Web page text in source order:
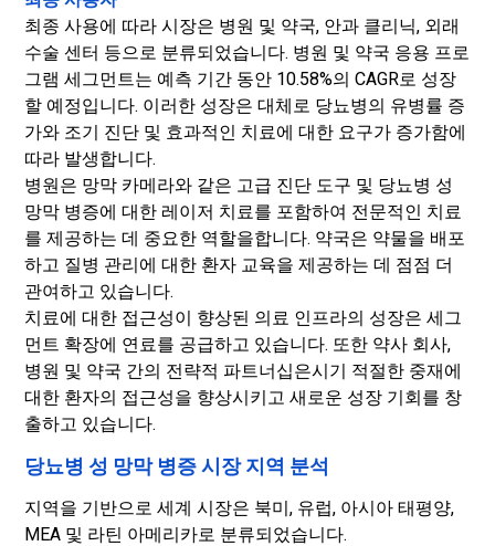
최종 사용에 따라 시장은 병원 및 약국, 안과 클리닉, 외래
수술 센터 등으로 분류되었습니다. 병원 및 약국 응용 프로
그램 세그먼트는 예측 기간 동안 10.58%의 CAGR로 성장
할 예정입니다. 이러한 성장은 대체로 당뇨병의 유병률 증
가와 조기 진단 및 효과적인 치료에 대한 요구가 증가함에
따라 발생합니다.
병원은 망막 카메라와 같은 고급 진단 도구 및 당뇨병 성
망막 병증에 대한 레이저 치료를 포함하여 전문적인 치료
를 제공하는 데 중요한 역할을합니다. 약국은 약물을 배포
하고 질병 관리에 대한 환자 교육을 제공하는 데 점점 더
관여하고 있습니다.
치료에 대한 접근성이 향상된 의료 인프라의 성장은 세그
먼트 확장에 연료를 공급하고 있습니다. 또한 약사 회사,
병원 및 약국 간의 전략적 파트너십은시기 적절한 중재에
대한 환자의 접근성을 향상시키고 새로운 성장 기회를 창
출하고 있습니다.
당뇨병 성 망막 병증 시장 지역 분석
지역을 기반으로 세계 시장은 북미, 유럽, 아시아 태평양,
MEA 및 라틴 아메리카로 분류되었습니다.